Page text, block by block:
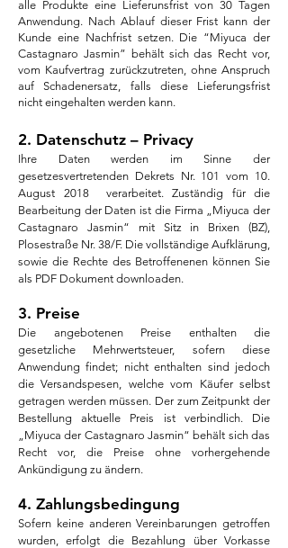
alle Produkte eine Lieferunsfrist von 30 Tagen
Anwendung. Nach Ablauf dieser Frist kann der
Kunde eine Nachfrist setzen. Die “Miyuca der
Castagnaro Jasmin” behält sich das Recht vor,
vom Kaufvertrag zurückzutreten, ohne Anspruch
auf Schadenersatz, falls diese Lieferungsfrist
nicht eingehalten werden kann.
2. Datenschutz – Privacy
Ihre Daten werden im Sinne der
gesetzesvertretenden Dekrets Nr. 101 vom 10.
August 2018 verarbeitet. Zuständig für die
Bearbeitung der Daten ist die Firma „Miyuca der
Castagnaro Jasmin“ mit Sitz in Brixen (BZ),
Plosestraße Nr. 38/F. Die vollständige Aufklärung,
sowie die Rechte des Betroffenenen können Sie
als PDF Dokument downloaden.
3. Preise
Die angebotenen Preise enthalten die
gesetzliche Mehrwertsteuer, sofern diese
Anwendung findet; nicht enthalten sind jedoch
die Versandspesen, welche vom Käufer selbst
getragen werden müssen. Der zum Zeitpunkt der
Bestellung aktuelle Preis ist verbindlich. Die
„Miyuca der Castagnaro Jasmin“ behält sich das
Recht vor, die Preise ohne vorhergehende
Ankündigung zu ändern.
4. Zahlungsbedingung
Sofern keine anderen Vereinbarungen getroffen
wurden, erfolgt die Bezahlung über Vorkasse